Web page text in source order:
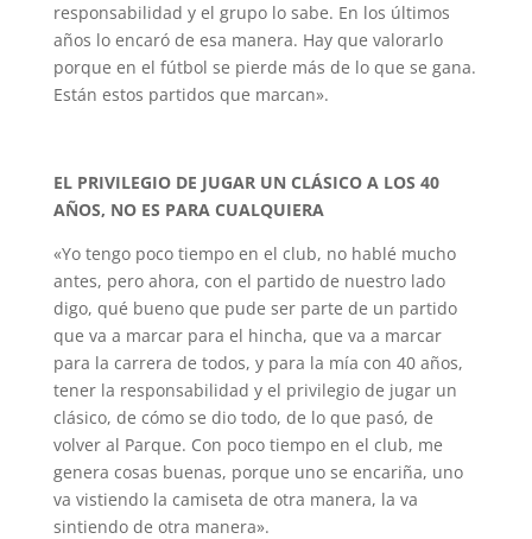
responsabilidad y el grupo lo sabe. En los últimos
años lo encaró de esa manera. Hay que valorarlo
porque en el fútbol se pierde más de lo que se gana.
Están estos partidos que marcan».
EL PRIVILEGIO DE JUGAR UN CLÁSICO A LOS 40
AÑOS, NO ES PARA CUALQUIERA
«Yo tengo poco tiempo en el club, no hablé mucho
antes, pero ahora, con el partido de nuestro lado
digo, qué bueno que pude ser parte de un partido
que va a marcar para el hincha, que va a marcar
para la carrera de todos, y para la mía con 40 años,
tener la responsabilidad y el privilegio de jugar un
clásico, de cómo se dio todo, de lo que pasó, de
volver al Parque. Con poco tiempo en el club, me
genera cosas buenas, porque uno se encariña, uno
va vistiendo la camiseta de otra manera, la va
sintiendo de otra manera».